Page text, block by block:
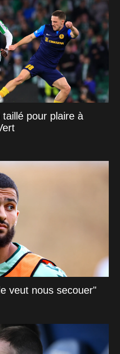
pour plaire à
veut nous secouer"